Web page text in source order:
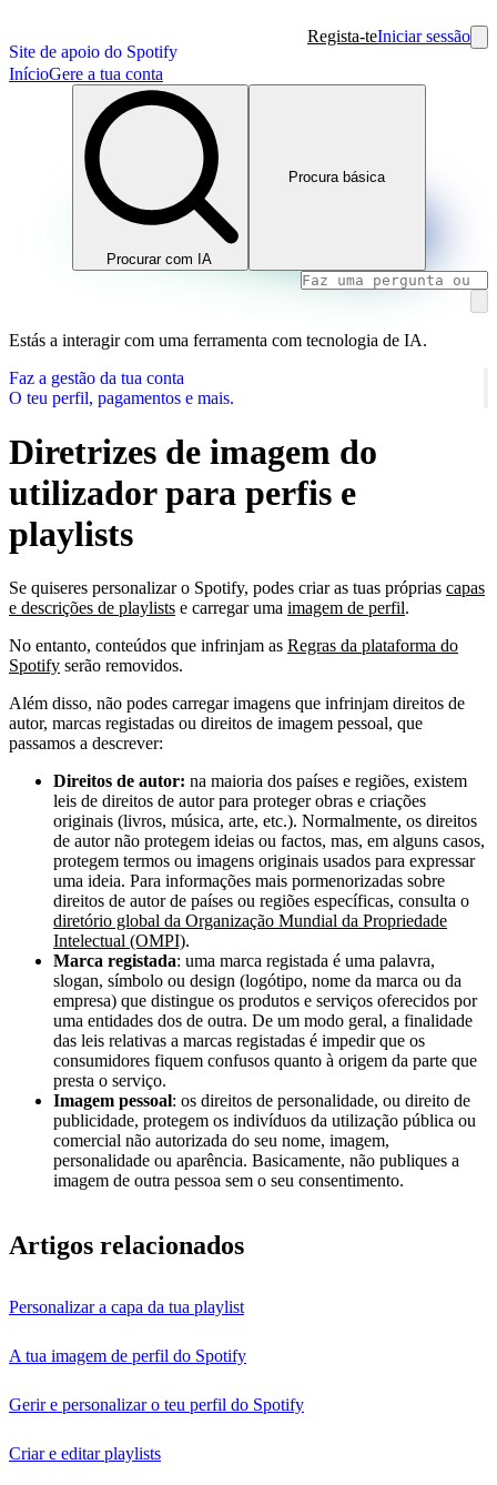
Site de apoio do Spotify
Regista-teIniciar sessão
InícioGere a tua conta
Procurar com IA
Procura básica
Estás a interagir com uma ferramenta com tecnologia de IA.
Faz a gestão da tua conta
O teu perfil, pagamentos e mais.
Diretrizes de imagem do
utilizador para perfis e
playlists
Se quiseres personalizar o Spotify, podes criar as tuas próprias capas
e descrições de playlists e carregar uma imagem de perfil.
No entanto, conteúdos que infrinjam as Regras da plataforma do
Spotify serão removidos.
Além disso, não podes carregar imagens que infrinjam direitos de
autor, marcas registadas ou direitos de imagem pessoal, que
passamos a descrever:
Direitos de autor: na maioria dos países e regiões, existem
leis de direitos de autor para proteger obras e criações
originais (livros, música, arte, etc.). Normalmente, os direitos
de autor não protegem ideias ou factos, mas, em alguns casos,
protegem termos ou imagens originais usados para expressar
uma ideia. Para informações mais pormenorizadas sobre
direitos de autor de países ou regiões específicas, consulta o
diretório global da Organização Mundial da Propriedade
Intelectual (OMPI).
Marca registada: uma marca registada é uma palavra,
slogan, símbolo ou design (logótipo, nome da marca ou da
empresa) que distingue os produtos e serviços oferecidos por
uma entidades dos de outra. De um modo geral, a finalidade
das leis relativas a marcas registadas é impedir que os
consumidores fiquem confusos quanto à origem da parte que
presta o serviço.
Imagem pessoal: os direitos de personalidade, ou direito de
publicidade, protegem os indivíduos da utilização pública ou
comercial não autorizada do seu nome, imagem,
personalidade ou aparência. Basicamente, não publiques a
imagem de outra pessoa sem o seu consentimento.
Artigos relacionados
Personalizar a capa da tua playlist
A tua imagem de perfil do Spotify
Gerir e personalizar o teu perfil do Spotify
Criar e editar playlists